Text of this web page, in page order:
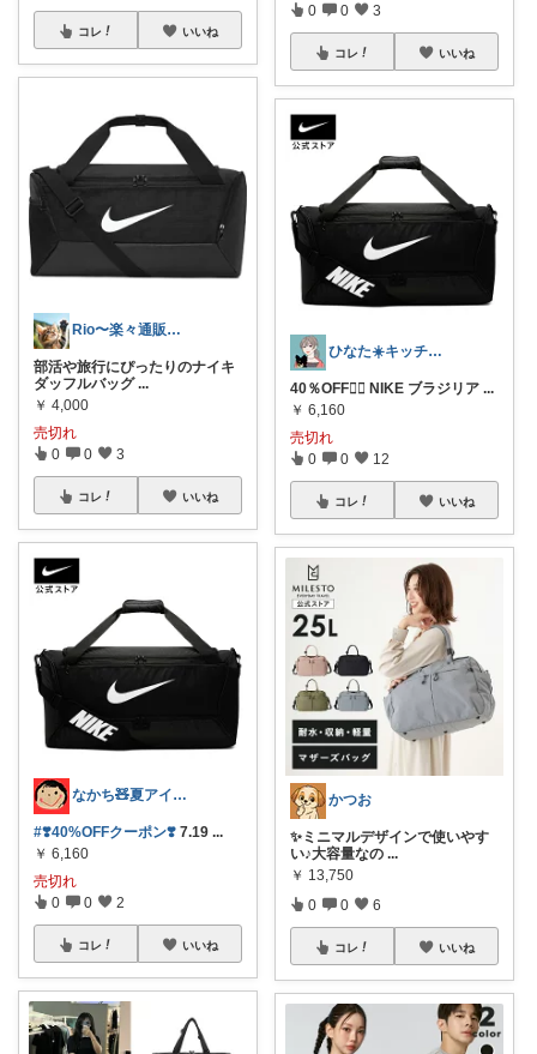
コレ いいね
Rio〜楽々通販生活😊
部活や旅行にぴったりのナイキ
ダッフルバッグ ...
￥ 4,000
売切れ
0 0 3
コレ いいね
なかち🧸夏アイテム＆便利グッズ✨
#❣️40%OFFクーポン❣️ 7.19 ...
￥ 6,160
売切れ
0 0 2
コレ いいね
0 0 3
コレ いいね
ひなた☀️キッチン✿暮らし✿美容
40％OFF❤️‍🔥 NIKE ブラジリア ...
￥ 6,160
売切れ
0 0 12
コレ いいね
かつお
✨ミニマルデザインで使いやす
い♪大容量なの ...
￥ 13,750
0 0 6
コレ いいね